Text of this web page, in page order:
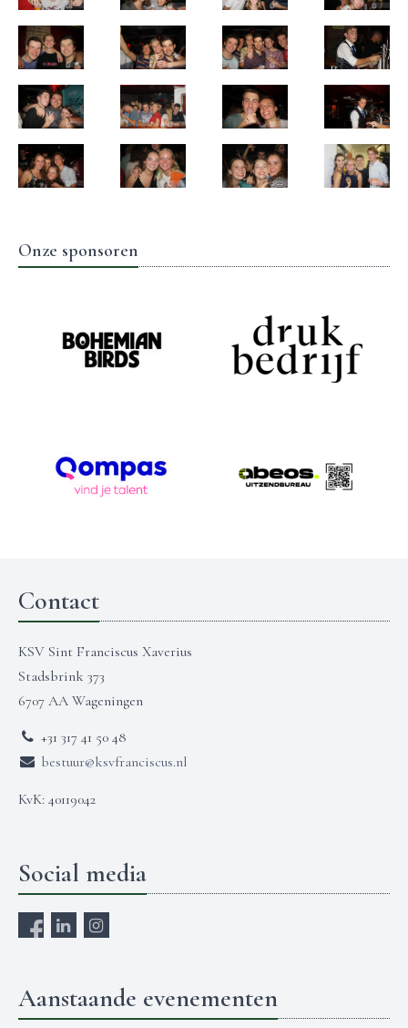
Onze sponsoren
Contact
KSV Sint Franciscus Xaverius
Stadsbrink 373
6707 AA Wageningen
+31 317 41 50 48
bestuur@ksvfranciscus.nl
KvK: 40119042
Social media
Aanstaande evenementen